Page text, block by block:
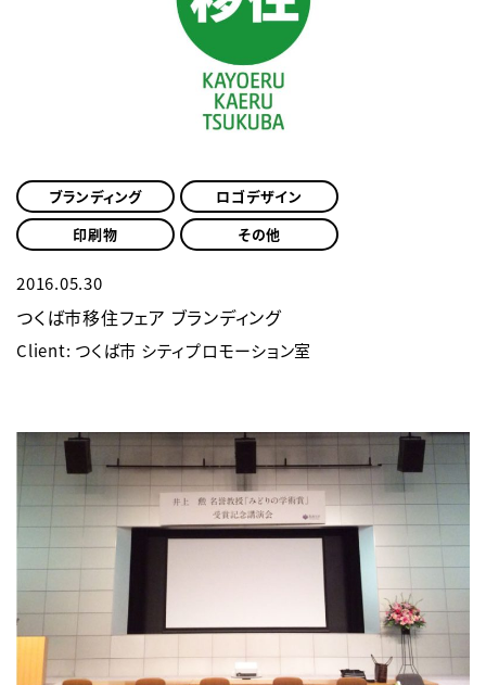
ブランディング
ロゴデザイン
印刷物
その他
2016.05.30
つくば市移住フェア ブランディング
Client: つくば市 シティプロモーション室